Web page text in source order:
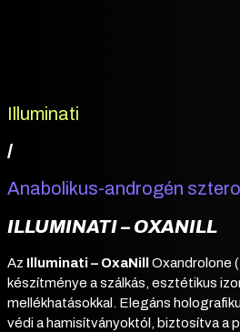
Illuminati
/
Anabolikus-androgén
ILLUMINATI – OXANILL
Az Illuminati – OxaNill
Oxandrolone
készítménye a szálkás, esztétikus
mellékhatásokkal. Elegáns
védi a hamisítványoktól, biztosítva a